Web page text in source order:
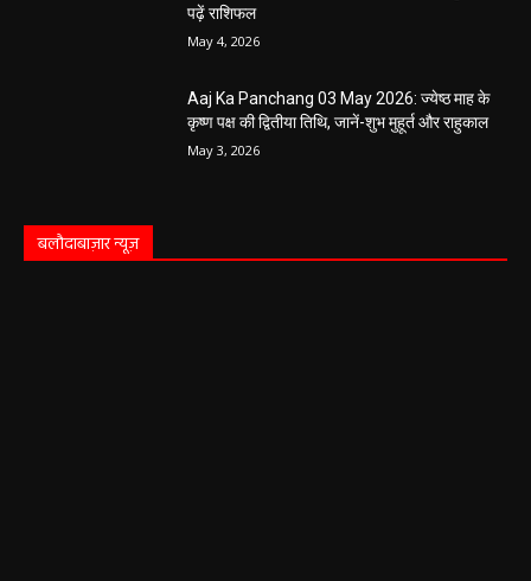
पढ़ें राशिफल
May 4, 2026
Aaj Ka Panchang 03 May 2026: ज्येष्ठ माह के
कृष्ण पक्ष की द्वितीया तिथि, जानें-शुभ मुहूर्त और राहुकाल
May 3, 2026
बलौदाबाज़ार न्यूज़